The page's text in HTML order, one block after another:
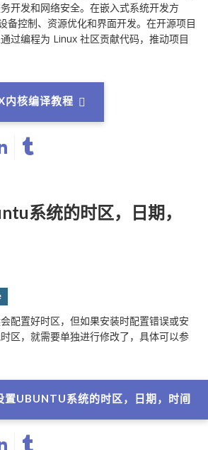
开发和网络安全。在嵌入式系统开发方
备控制、资源优化和界面开发。在开源项目
过编程为 Linux 社区贡献代码，推动项目
内核编译教程
系统的时区，日期，
配置好时区，但如果安装时配置错误或安
区，就需要单独进行修改了，具体可以参
置UBUNTU系统的时区，日期，时间